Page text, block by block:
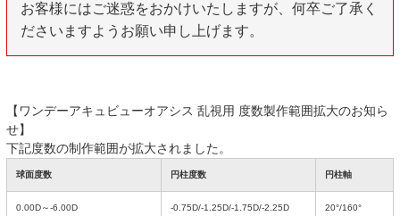
お客様にはご迷惑をおかけいたしますが、何卒ご了承く
ださいますようお願い申し上げます。
【ワンデーアキュビューオアシス 乱視用 度数製作範囲拡大のお知ら
せ】
下記度数の制作範囲が拡大されました。
球面度数 円柱度数 円柱軸
0.00D～-6.00D
-0.75D/-1.25D/-1.75D/-2.25D 20°/160°